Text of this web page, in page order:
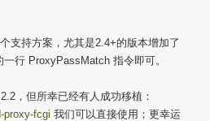
支持方案，尤其是2.4+的版本增加了
行 ProxyPassMatch 指令即可。
，但所幸已经有人成功移植：
proxy-fcgi 我们可以直接使用；更幸运